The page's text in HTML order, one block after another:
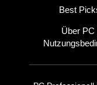
Best
Über PC